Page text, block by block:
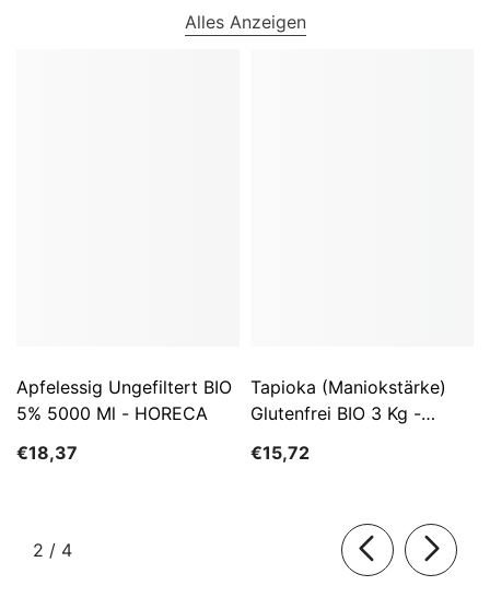
Alles Anzeigen
Apfelessig Ungefiltert BIO
5% 5000 Ml - HORECA
€18,37
Tapioka (Maniokstärke)
Glutenfrei BIO 3 Kg -
€15,72
2 / von
4